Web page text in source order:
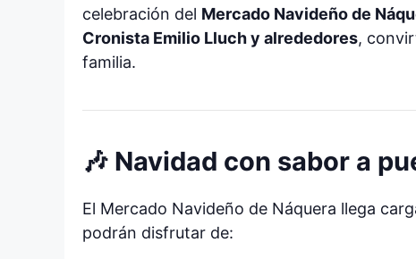
celebración del Mercado Navideño de
Cronista Emilio Lluch y alrededores,
familia.
🎶 Navidad con sabor a
El Mercado Navideño de Náquera llega
podrán disfrutar de: